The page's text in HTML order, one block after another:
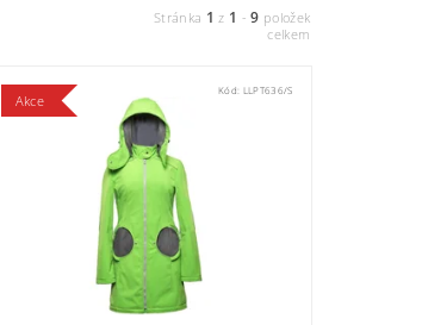
Stránka 1 z 1 -9 položek
celkem
Akce
Kód: LLPT636/S